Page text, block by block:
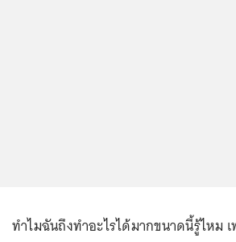
ทำไมฉันถึงทำอะไรได้มากขนาดนี้รู้ไหม เ